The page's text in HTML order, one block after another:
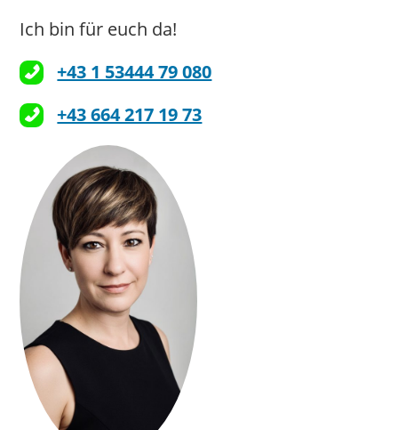
Ich bin für euch da!
+43 1 53444 79 080
+43 664 217 19 73